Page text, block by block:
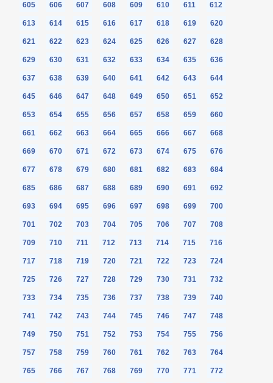
605 606 607 608 609 610 611 612
613 614 615 616 617 618 619 620
621 622 623 624 625 626 627 628
629 630 631 632 633 634 635 636
637 638 639 640 641 642 643 644
645 646 647 648 649 650 651 652
653 654 655 656 657 658 659 660
661 662 663 664 665 666 667 668
669 670 671 672 673 674 675 676
677 678 679 680 681 682 683 684
685 686 687 688 689 690 691 692
693 694 695 696 697 698 699 700
701 702 703 704 705 706 707 708
709 710 711 712 713 714 715 716
717 718 719 720 721 722 723 724
725 726 727 728 729 730 731 732
733 734 735 736 737 738 739 740
741 742 743 744 745 746 747 748
749 750 751 752 753 754 755 756
757 758 759 760 761 762 763 764
765 766 767 768 769 770 771 772